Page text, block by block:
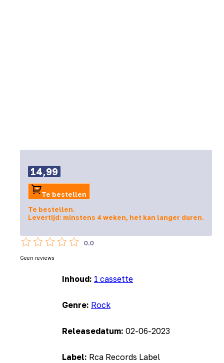
Inhoud: 1 cassette
Genre: Rock
Releasedatum: 02-06-2023
Label: Rca Records Label
14,99
Te bestellen
Te bestellen.
Levertijd: minstens 4 weken, het kan langer duren.
0.0
Geen reviews